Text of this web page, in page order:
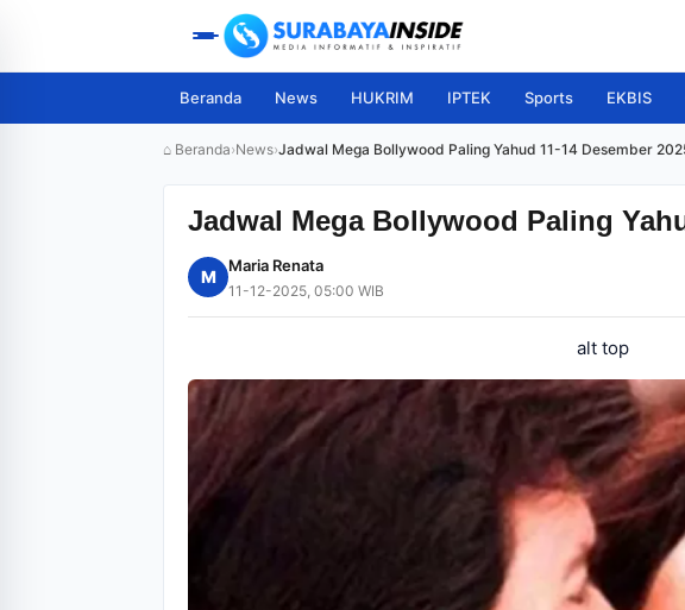
Beranda News HUKRIM IPTEK Sports EKBIS
⌂ Beranda›News›Jadwal Mega Bollywood Paling Yahud 11-14 Desember
Jadwal Mega Bollywood Paling
M
Maria Renata
11-12-2025, 05:00 WIB
alt top